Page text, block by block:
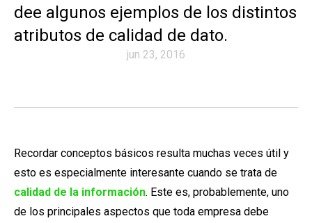
dee algunos ejemplos de los distintos
atributos de calidad de dato.
jun 23, 2016
Recordar conceptos básicos resulta muchas veces útil y
esto es especialmente interesante cuando se trata de
calidad de la información. Este es, probablemente, uno
de los principales aspectos que toda empresa debe